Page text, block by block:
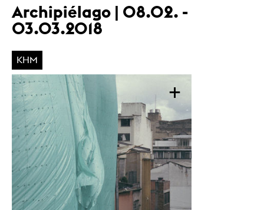
Archipiélago | 08.02. -
03.03.2018
KHM
+